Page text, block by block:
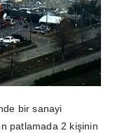
bir sanayi
patlamada 2 kişinin